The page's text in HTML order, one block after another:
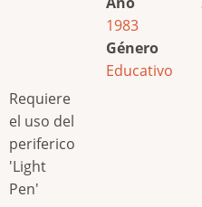
1983
Género
Educativo
Requiere
el uso del
periferico
'Light
Pen'